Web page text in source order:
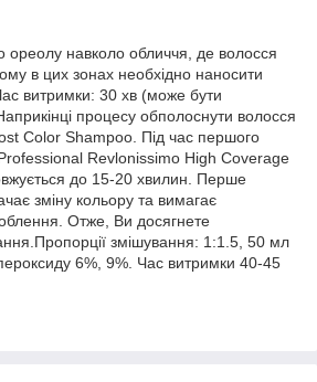
ореолу навколо обличчя, де волосся
в цих зонах необхідно наносити
витримки: 30 хв (може бути
процесу обполоснути волосся
Color Shampoo. Під час першого
Revlonissimo High Coverage
до 15-20 хвилин. Перше
зміну кольору та вимагає
Отже, Ви досягнете
змішування: 1:1.5, 50 мл
6%, 9%. Час витримки 40-45